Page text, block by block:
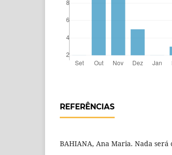
REFERÊNCIAS
BAHIANA, Ana Maria. Nada será